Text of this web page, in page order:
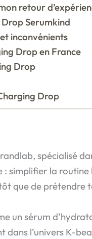
retour
Serumkind
inconvénients
Drop en France
Drop
Drop
spécialisé
simplifier la
que de prétendre
un sérum
l’univers K-